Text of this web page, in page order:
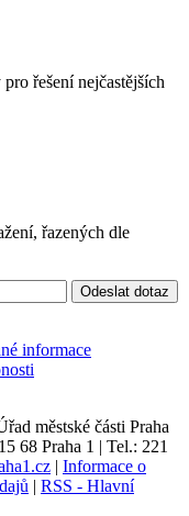
řešení nejčastějších
řazených dle
Odeslat dotaz
informace
městské části Praha
68 Praha 1 | Tel.: 221
| Informace o
| RSS - Hlavní